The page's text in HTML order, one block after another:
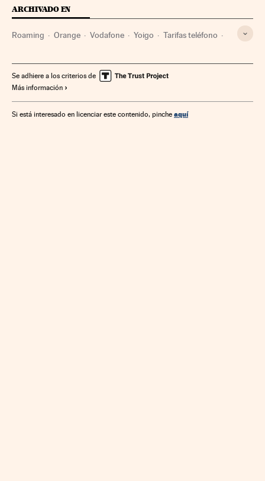
ARCHIVADO EN
Roaming Orange Vodafone Yoigo Tarifas teléfono
Telefonía Empresas Tecnología Telecomunicaciones
Se adhiere a los criterios de
Más información
Si está interesado en licenciar este contenido, pinche aquí